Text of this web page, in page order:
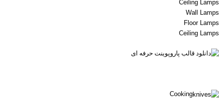
Ceiling Lamps
Wall Lamps
Floor Lamps
Ceiling Lamps
Cooking